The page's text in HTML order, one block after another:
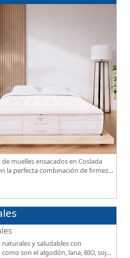
muelles ensacados en Coslada
la perfecta combinación de firmeza,
naturales y saludables con
son el algodón, lana, BIO, soja,